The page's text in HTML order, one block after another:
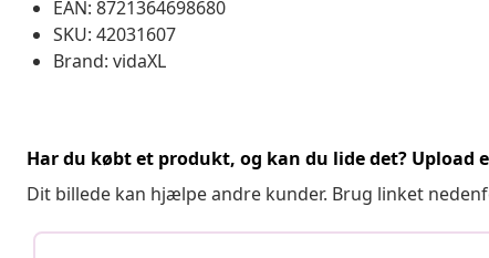
EAN: 8721364698680
SKU: 42031607
Brand: vidaXL
Har du købt et produkt, og kan du lide det? Upload
Dit billede kan hjælpe andre kunder. Brug linket